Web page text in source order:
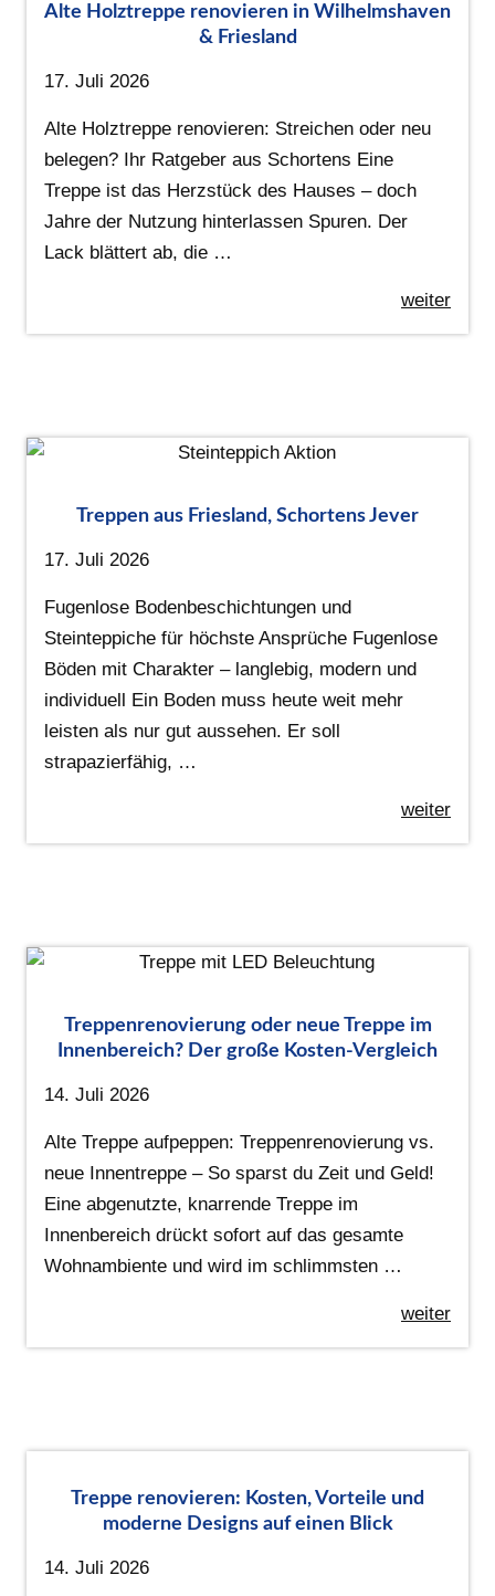
Alte Holztreppe renovieren in Wilhelmshaven
& Friesland
17. Juli 2026
Alte Holztreppe renovieren: Streichen oder neu
belegen? Ihr Ratgeber aus Schortens Eine
Treppe ist das Herzstück des Hauses – doch
Jahre der Nutzung hinterlassen Spuren. Der
Lack blättert ab, die …
weiter
Treppen aus Friesland, Schortens Jever
17. Juli 2026
Fugenlose Bodenbeschichtungen und
Steinteppiche für höchste Ansprüche Fugenlose
Böden mit Charakter – langlebig, modern und
individuell Ein Boden muss heute weit mehr
leisten als nur gut aussehen. Er soll
strapazierfähig, …
weiter
Treppenrenovierung oder neue Treppe im
Innenbereich? Der große Kosten-Vergleich
14. Juli 2026
Alte Treppe aufpeppen: Treppenrenovierung vs.
neue Innentreppe – So sparst du Zeit und Geld!
Eine abgenutzte, knarrende Treppe im
Innenbereich drückt sofort auf das gesamte
Wohnambiente und wird im schlimmsten …
weiter
Treppe renovieren: Kosten, Vorteile und
moderne Designs auf einen Blick
14. Juli 2026